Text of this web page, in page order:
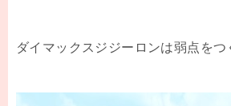
ダイマックスジジーロンは弱点をつ